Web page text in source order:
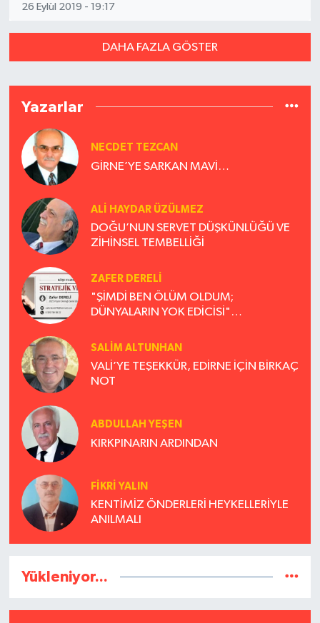
26 Eylül 2019 - 19:17
DAHA FAZLA GÖSTER
Yazarlar
NECDET TEZCAN
GİRNE’YE SARKAN MAVİ…
ALI HAYDAR ÜZÜLMEZ
DOĞU’NUN SERVET DÜŞKÜNLÜĞÜ VE
ZİHİNSEL TEMBELLİĞİ
ZAFER DERELI
"ŞİMDİ BEN ÖLÜM OLDUM;
DÜNYALARIN YOK EDİCİSİ"
SALIM ALTUNHAN
VALİ’YE TEŞEKKÜR, EDİRNE İÇİN BİRKAÇ
NOT
ABDULLAH YEŞEN
KIRKPINARIN ARDINDAN
FİKRİ YALIN
KENTİMİZ ÖNDERLERİ HEYKELLERİYLE
ANILMALI
Yükleniyor...